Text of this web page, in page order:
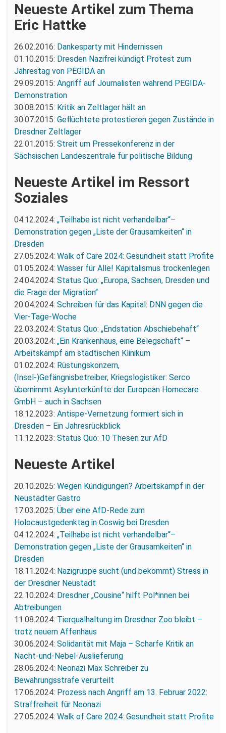
Neueste Artikel zum Thema
Eric Hattke
26.02.2016: Dankesparty mit Hindernissen
01.10.2015: Dresden Nazifrei kündigt Protest zum
Jahrestag von PEGIDA an
29.09.2015: Angriff auf Journalisten während PEGIDA-
Demonstration
30.08.2015: Kritik an Zeltlager hält an
30.07.2015: Geflüchtete protestieren gegen Zustände in
Dresdner Zeltlager
22.01.2015: Streit um Pressekonferenz in der
Sächsischen Landeszentrale für politische Bildung
Neueste Artikel im Ressort
Soziales
04.12.2024: „Teilhabe ist nicht verhandelbar“–
Demonstration gegen „Liste der Grausamkeiten“ in
Dresden
27.05.2024: Walk of Care 2024: Gesundheit statt Profite
01.05.2024: Wasser für Alle! Kapitalismus trockenlegen
24.04.2024: Status Quo: „Europa, Sachsen, Dresden und
die Frage der Migration“
20.04.2024: Schreiben für das Kapital: DNN gegen die
Vier-Tage-Woche
22.03.2024: Status Quo: „Endstation Abschiebehaft“
20.03.2024: „Ein Krankenhaus, eine Belegschaft“ –
Arbeitskampf am städtischen Klinikum
01.02.2024: Rüstungskonzern,
(Insel-)Gefängnisbetreiber, Kriegslogistiker: Serco
übernimmt Asylunterkünfte der European Homecare
GmbH – auch in Sachsen
18.12.2023: Antispe-Vernetzung formiert sich in
Dresden – Ein Jahresrückblick
11.12.2023: Status Quo: 10 Thesen zur AfD
Neueste Artikel
20.10.2025: Wegen Kündigungen? Arbeitskampf in der
Neustädter Gastro
17.03.2025: Über eine AfD-Rede zum
Holocaustgedenktag in Coswig bei Dresden
04.12.2024: „Teilhabe ist nicht verhandelbar“–
Demonstration gegen „Liste der Grausamkeiten“ in
Dresden
18.11.2024: Nazigruppe sucht (und bekommt) Stress in
der Dresdner Neustadt
22.10.2024: Dresdner „Cousine“ hilft Pol*innen bei
Abtreibungen
11.08.2024: Tierqualhaltung im Dresdner Zoo bleibt –
trotz neuem Affenhaus
30.06.2024: Solidarität mit Maja – Scharfe Kritik an
Nacht-und-Nebel-Auslieferung
28.06.2024: Neonazi Max Schreiber zu
Bewährungsstrafe verurteilt
17.06.2024: Prozess nach Angriff am 13. Februar 2022:
Straffreiheit für Neonazi
27.05.2024: Walk of Care 2024: Gesundheit statt Profite